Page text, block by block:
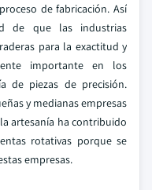
de fabricación. Así
de que las industrias
para la exactitud y
importante en los
de piezas de precisión.
y medianas empresas
artesanía ha contribuido
rotativas porque se
empresas.